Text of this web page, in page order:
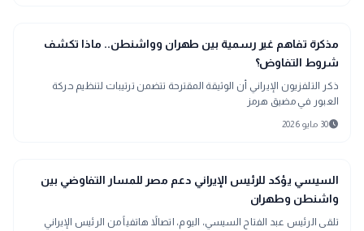
language
اخبار عالمية
مذكرة تفاهم غير رسمية بين طهران وواشنطن.. ماذا تكشف
شروط التفاوض؟
ذكر التلفزيون الإيراني أن الوثيقة المقترحة تتضمن ترتيبات لتنظيم حركة
العبور في مضيق هرمز
schedule30 مايو 2026
public
الأخبار المحلية
السيسي يؤكد للرئيس الإيراني دعم مصر للمسار التفاوضي بين
واشنطن وطهران
تلقى الرئيس عبد الفتاح السيسي، اليوم، اتصالاً هاتفياً من الرئيس الإيراني